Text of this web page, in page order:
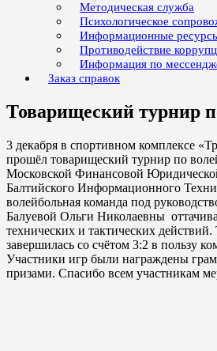
Методическая служба
Психологическое
Информационные
Противодействие
Информация по
Заказ справок
Товарищеский турнир
3 декабря в спортивном комплексе
прошёл товарищеский турнир по
Московской Финансовой
Балтийского Информационного
волейбольная команда под
Балуевой Ольги Николаевны
технических и тактических действий.
завершилась со счётом 3:2 в пользу
Участники игр были награждены
призами. Спасибо всем участникам